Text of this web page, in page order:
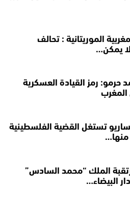
الموريتانية : تحالف
لا يمكن…
حرمو: رمز القيادة العسكرية
المغرب
تستغل القضية الفلسطينية
الملك “محمد السادس”
البيضاء…